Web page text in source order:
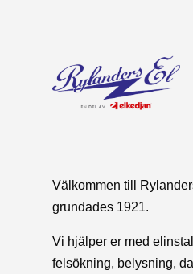
Välkommen till
grundades 1921.
Vi hjälper er med
felsökning, belysning,